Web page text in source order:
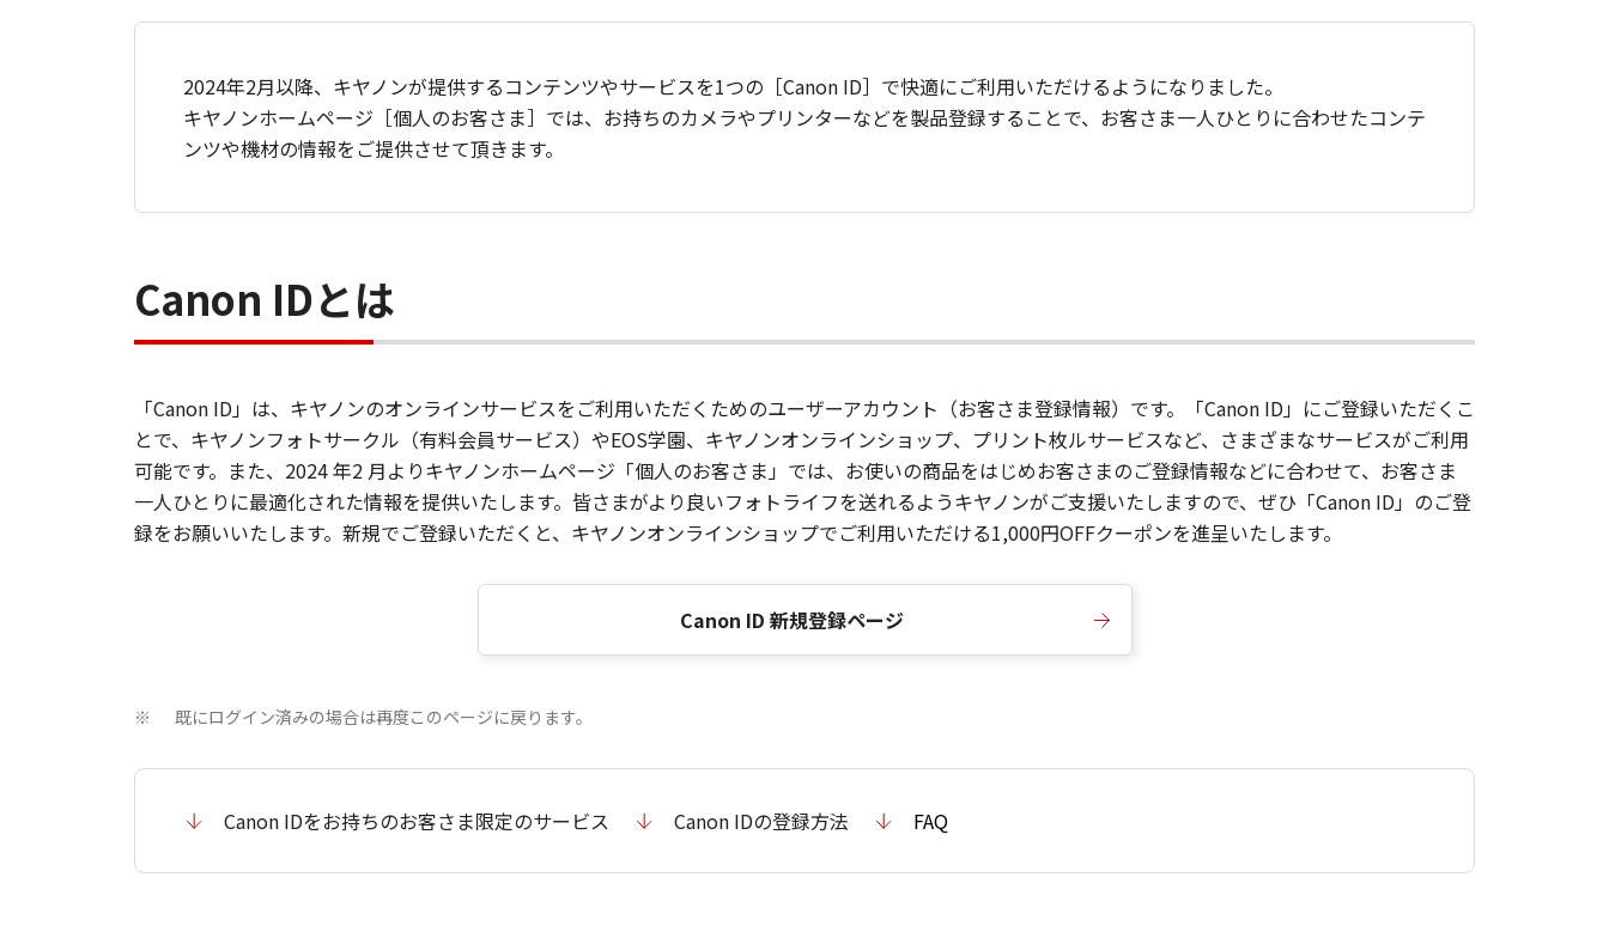
2024年2月以降、キヤノンが提供するコンテンツやサービスを1つの［Canon ID］で快適にご利用いただけるようになりました。
キヤノンホームページ［個人のお客さま］では、お持ちのカメラやプリンターなどを製品登録することで、お客さま一人ひとりに合わせたコンテ
ンツや機材の情報をご提供させて頂きます。
Canon IDとは
「Canon ID」は、キヤノンのオンラインサービスをご利用いただくためのユーザーアカウント（お客さま登録情報）です。「Canon ID」にご登録いただくこ
とで、キヤノンフォトサークル（有料会員サービス）やEOS学園、キヤノンオンラインショップ、プリント枚ルサービスなど、さまざまなサービスがご利用
可能です。また、2024 年2 月よりキヤノンホームページ「個人のお客さま」では、お使いの商品をはじめお客さまのご登録情報などに合わせて、お客さま
一人ひとりに最適化された情報を提供いたします。皆さまがより良いフォトライフを送れるようキヤノンがご支援いたしますので、ぜひ「Canon ID」のご登
録をお願いいたします。新規でご登録いただくと、キヤノンオンラインショップでご利用いただける1,000円OFFクーポンを進呈いたします。
Canon ID 新規登録ページ
※ 既にログイン済みの場合は再度このページに戻ります。
Canon IDをお持ちのお客さま限定のサービス Canon IDの登録方法 FAQ